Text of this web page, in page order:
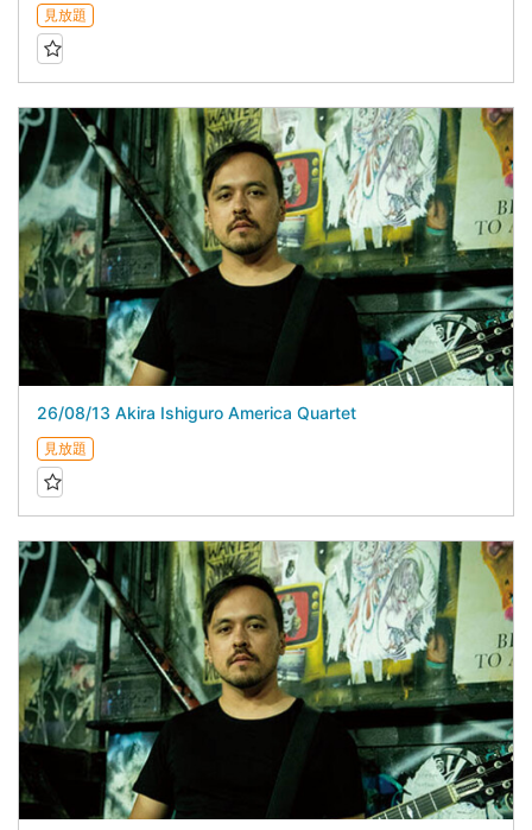
見放題
26/08/13 Akira Ishiguro America Quartet
見放題